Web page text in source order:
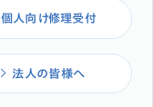
個人向け修理受付
法人の皆様へ